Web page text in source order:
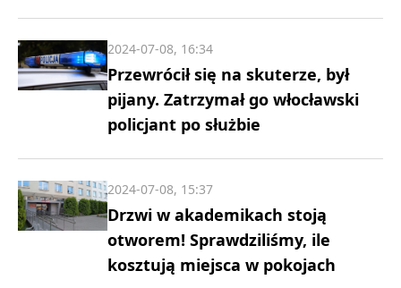
Przewrócił się na skuterze, był
pijany. Zatrzymał go włocławski
policjant po służbie
2024-07-08, 16:34
Drzwi w akademikach stoją
otworem! Sprawdziliśmy, ile
kosztują miejsca w pokojach
2024-07-08, 15:37